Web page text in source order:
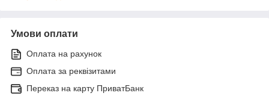
Умови оплати
Оплата на рахунок
Оплата за реквізитами
Переказ на карту ПриватБанк